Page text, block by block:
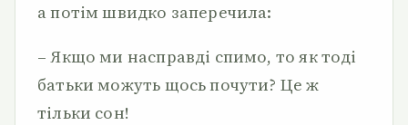
а потім швидко заперечила:
– Якщо ми насправді спимо, то як тоді
батьки можуть щось почути? Це ж
тільки сон!